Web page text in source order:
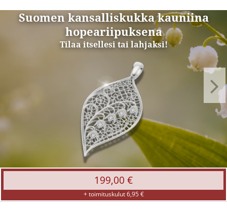
Suomen
kansalliskukka
Suomen kansalliskukka kauniina
hopeariipuksena
Tilaa itsellesi tai lahjaksi!
199,00 €
+ toimituskulut 6,95 €